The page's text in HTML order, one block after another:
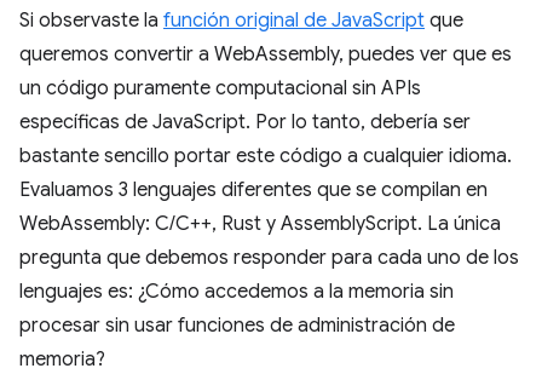
Si observaste la función original de JavaScript que
queremos convertir a WebAssembly, puedes ver que es
un código puramente computacional sin APIs
específicas de JavaScript. Por lo tanto, debería ser
bastante sencillo portar este código a cualquier idioma.
Evaluamos 3 lenguajes diferentes que se compilan en
WebAssembly: C/C++, Rust y AssemblyScript. La única
pregunta que debemos responder para cada uno de los
lenguajes es: ¿Cómo accedemos a la memoria sin
procesar sin usar funciones de administración de
memoria?